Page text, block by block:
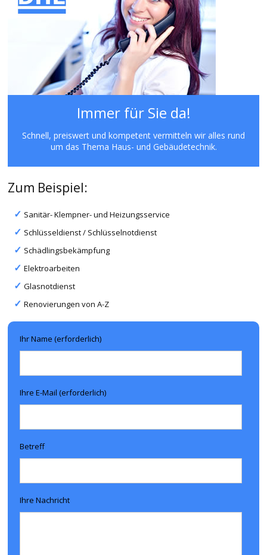
Immer für Sie da!
Schnell, preiswert und kompetent vermitteln wir alles rund
um das Thema Haus- und Gebäudetechnik.
Zum Beispiel:
Sanitär- Klempner- und Heizungsservice
Schlüsseldienst / Schlüsselnotdienst
Schädlingsbekämpfung
Elektroarbeiten
Glasnotdienst
Renovierungen von A-Z
Ihr Name (erforderlich)
Ihre E-Mail (erforderlich)
Betreff
Ihre Nachricht